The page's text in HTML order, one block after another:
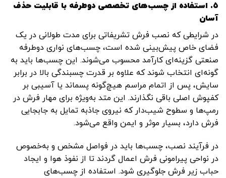
۵. استفاده از چسب‌های تخصصی دوطرفه با قابلیت حذف
آسان
در شرایطی که نصب فرش تشریفاتی برای مدت طولانی در یک
فضای خاص پیش‌بینی شده است، چسب‌های نواری دوطرفه
صنعتی گزینه‌ای کارآمد محسوب می‌شوند. این چسب‌ها باید به
گونه‌ای انتخاب شوند که علاوه بر قدرت چسبندگی بالا در برابر
سایش، پس از اتمام مراسم هیچ‌گونه پسماند یا آسیبی بر
کفپوش اصلی باقی نگذارند. این متد به‌ویژه برای مهار فرش در
رمپ‌ها و سطوح شیب‌دار که نیروی جاذبه تمایل به جابجایی
فرش دارد، بسیار موثر و ایمن واقع می‌شود.
در فرآیند نصب، چسب‌ها باید در فواصل مشخص و به‌خصوص
در نواحی پیرامونی فرش اعمال گردند تا از نفوذ هوا و ایجاد
حباب زیر فرش جلوگیری شود. استفاده از چسب‌های